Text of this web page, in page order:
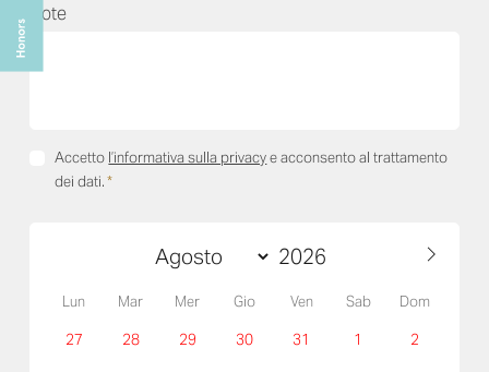
Note
Accetto l’informativa sulla privacye acconsento al trattamento
dei dati.*
Lun Mar Mer Gio Ven Sab Dom
27 28 29 30 31 1 2